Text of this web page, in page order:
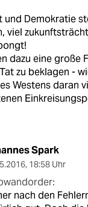
und Demokratie
viel
dazu eine große
zu beklagen -
Westens daran
Spark
, 18:58 Uhr
nach den